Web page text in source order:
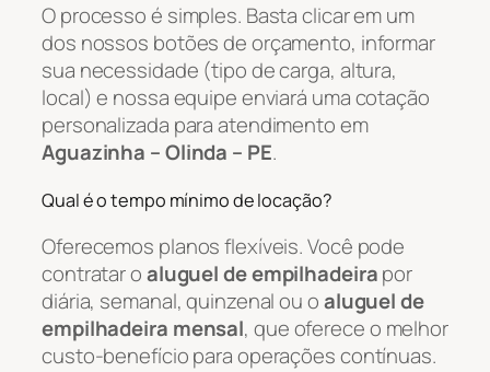
O processo é simples. Basta clicar em um
dos nossos botões de orçamento, informar
sua necessidade (tipo de carga, altura,
local) e nossa equipe enviará uma cotação
personalizada para atendimento em
Aguazinha – Olinda – PE.
Qual é o tempo mínimo de locação?
Oferecemos planos flexíveis. Você pode
contratar oaluguel de empilhadeirapor
diária, semanal, quinzenal ou oaluguel de
empilhadeira mensal, que oferece o melhor
custo-benefício para operações contínuas.